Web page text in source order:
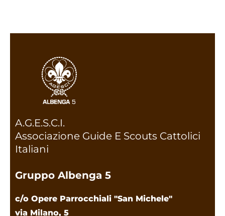
A.G.E.S.C.I.
Associazione Guide E Scouts Cattolici
Italiani
Gruppo Albenga 5
c/o Opere Parrocchiali "San Michele"
via Milano, 5